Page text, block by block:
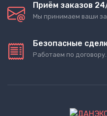
Приём заказов
Мы принимаем ваши
Безопасные
Работаем по